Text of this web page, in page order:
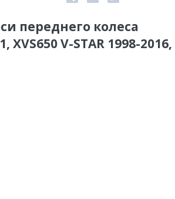
переднего колеса
XVS650 V-STAR 1998-2016,